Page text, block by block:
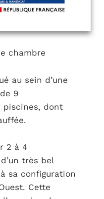
chambre
au sein d’une
9
piscines, dont
2 à 4
très bel
sa configuration
Cette